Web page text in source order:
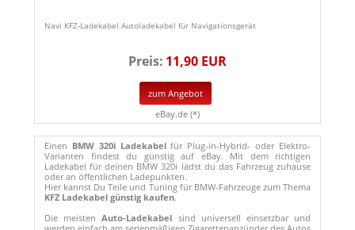
Navi KFZ-Ladekabel Autoladekabel für Navigationsgerät
Preis: 11,90 EUR
zum Angebot
eBay.de (*)
Einen BMW 320i Ladekabelfür Plug-in-Hybrid- oder Elektro-
Varianten findest du günstig auf eBay. Mit dem richtigen
Ladekabel für deinen BMW 320i lädst du das Fahrzeug zuhause
oder an öffentlichen Ladepunkten.
Hier kannst Du Teile und Tuning für BMW-Fahrzeuge zum Thema
KFZ Ladekabel günstig kaufen.
Die meistenAuto-Ladekabel sind universell einsetzbar und